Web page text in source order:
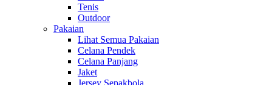
Tenis
Outdoor
Pakaian
Lihat Semua Pakaian
Celana Pendek
Celana Panjang
Jaket
Jersey Sepakbola